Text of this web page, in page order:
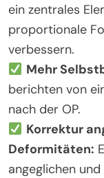
ein zentrales
proportionale
verbessern.
Mehr
berichten von
nach der OP.
Korrektur
Deformitäten:
angeglichen